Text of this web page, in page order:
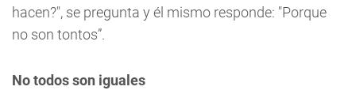
hacen?", se pregunta y él mismo responde: "Porque
no son tontos”.
No todos son iguales